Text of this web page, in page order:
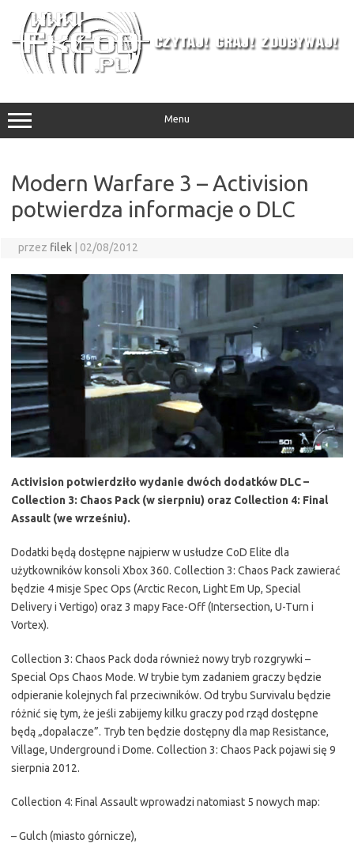
treści
Menu
Modern Warfare 3 – Activision
potwierdza informacje o DLC
przez filek 02/08/2012
Activision potwierdziło wydanie dwóch dodatków DLC –
Collection 3: Chaos Pack (w sierpniu) oraz Collection 4: Final
Assault (we wrześniu).
Dodatki będą dostępne najpierw w usłudze CoD Elite dla
użytkowników konsoli Xbox 360. Collection 3: Chaos Pack zawierać
będzie 4 misje Spec Ops (Arctic Recon, Light Em Up, Special
Delivery i Vertigo) oraz 3 mapy Face-Off (Intersection, U-Turn i
Vortex).
Collection 3: Chaos Pack doda również nowy tryb rozgrywki –
Special Ops Chaos Mode. W trybie tym zadaniem graczy będzie
odpieranie kolejnych fal przeciwników. Od trybu Survivalu będzie
różnić się tym, że jeśli zabijemy kilku graczy pod rząd dostępne
będą „dopalacze”. Tryb ten będzie dostępny dla map Resistance,
Village, Underground i Dome. Collection 3: Chaos Pack pojawi się 9
sierpnia 2012.
Collection 4: Final Assault wprowadzi natomiast 5 nowych map:
– Gulch (miasto górnicze),